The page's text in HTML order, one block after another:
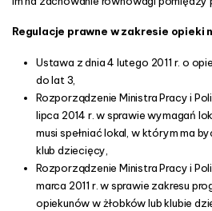
Regulacje prawne w zakresie opieki
Ustawa z dnia 4 lutego 2011 r. o
do lat 3,
Rozporządzenie Ministra Pracy i
lipca 2014 r. w sprawie wymagań
musi spełniać lokal, w którym ma
klub dziecięcy,
Rozporządzenie Ministra Pracy i
marca 2011 r. w sprawie zakresu
opiekunów w żłobków lub klubie